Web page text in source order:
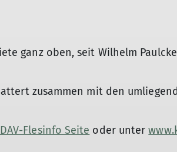
Partner
ganz oben, seit Wilhelm
zusammen mit den
DAV-Flesinfo Seite oder unter